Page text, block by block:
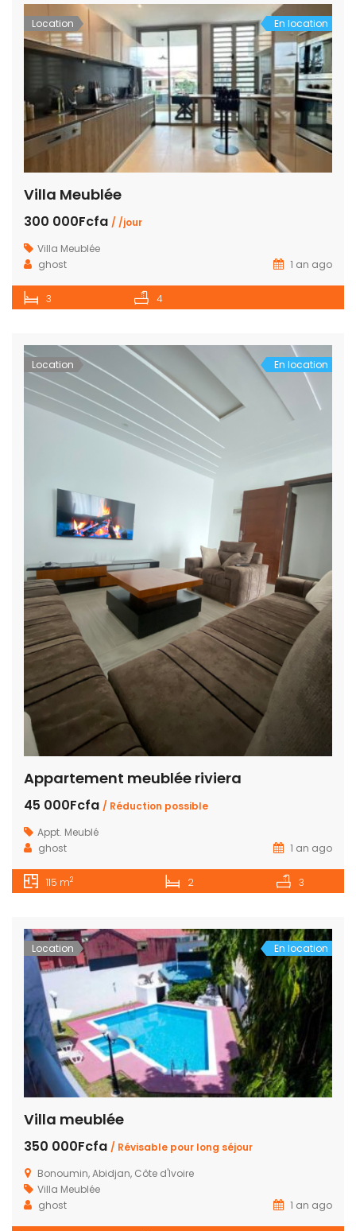
Location En location
Villa Meublée
300 000Fcfa / /jour
Villa Meublée
ghost
1 an ago
3 4
Location En location
Appartement meublée riviera
45 000Fcfa / Réduction possible
Appt. Meublé
ghost
1 an ago
115 m2 2 3
Location En location
Villa meublée
350 000Fcfa / Révisable pour long séjour
Bonoumin, Abidjan, Côte d'Ivoire
Villa Meublée
ghost
1 an ago